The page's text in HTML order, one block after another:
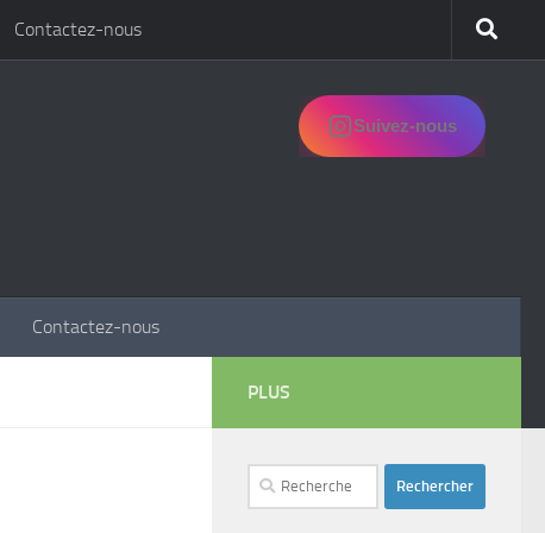
Contactez-nous
Suivez-nous
Contactez-nous
PLUS
Rechercher :